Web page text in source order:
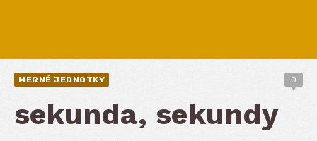
MERNÉ JEDNOTKY 0
sekunda, sekundy